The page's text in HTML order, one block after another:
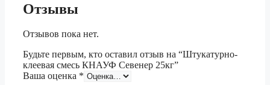
Отзывы
Отзывов пока нет.
Будьте первым, кто оставил отзыв на “Штукатурно-
клеевая смесь КНАУФ Севенер 25кг”
Ваша оценка *